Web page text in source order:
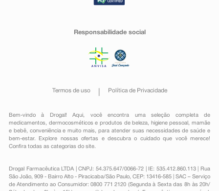
Responsabilidade social
Termos de uso Política de Privacidade
Bem-vindo à Drogal! Aqui, você encontra uma seleção completa de
medicamentos , dermocosméticos e produtos de beleza, higiene pessoal ,mamãe
e bebê, conveniênciae muito mais, para atender suas necessidades de saúde e
bem-estar. Explore nossas ofertas e descubra o cuidado que você merece!
Confira todas as categorias do site.
Drogal Farmacêutica LTDA | CNPJ: 54.375.647/0066-72 | IE: 535.412.860.113 | Rua
São João, 909 - Bairro Alto - Piracicaba/São Paulo, CEP: 13416-585 | SAC – Serviço
de Atendimento ao Consumidor: 0800 771 2120 (Segunda à Sexta das 8h às 20h/